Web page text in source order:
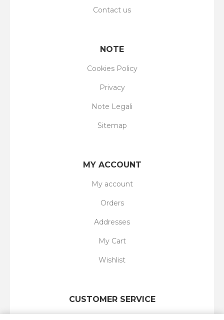
Contact us
NOTE
Cookies Policy
Privacy
Note Legali
Sitemap
MY ACCOUNT
My account
Orders
Addresses
My Cart
Wishlist
CUSTOMER SERVICE